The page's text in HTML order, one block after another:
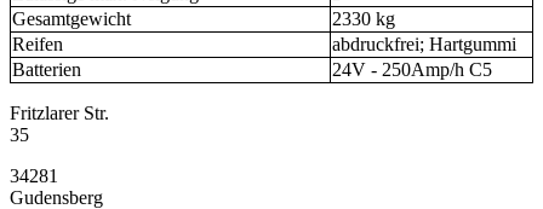
Gesamtgewicht
2330 kg
Reifen
abdruckfrei; Hartgummi
Batterien
24V - 250Amp/h C5
Fritzlarer Str.
35
34281
Gudensberg